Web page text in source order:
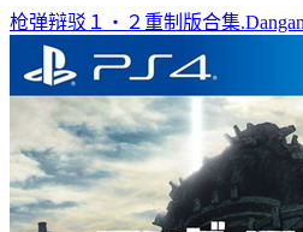
枪弹辩驳１・２重制版合集